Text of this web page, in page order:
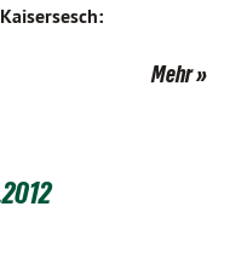
Mehr